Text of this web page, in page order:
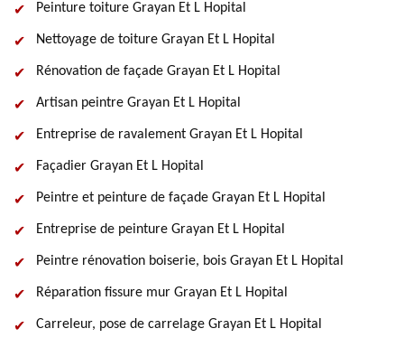
Peinture toiture Grayan Et L Hopital
Nettoyage de toiture Grayan Et L Hopital
Rénovation de façade Grayan Et L Hopital
Artisan peintre Grayan Et L Hopital
Entreprise de ravalement Grayan Et L Hopital
Façadier Grayan Et L Hopital
Peintre et peinture de façade Grayan Et L Hopital
Entreprise de peinture Grayan Et L Hopital
Peintre rénovation boiserie, bois Grayan Et L Hopital
Réparation fissure mur Grayan Et L Hopital
Carreleur, pose de carrelage Grayan Et L Hopital